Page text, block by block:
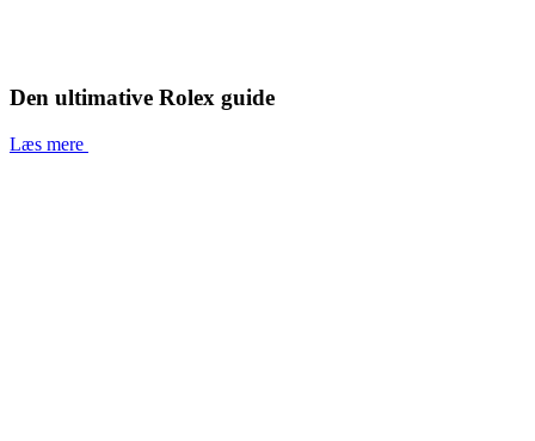
Den ultimative Rolex guide
Læs mere